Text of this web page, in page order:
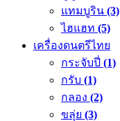
แทมบูริน (3)
ไฮแฮท (5)
เครื่องดนตรีไทย
กระจับปี่ (1)
กรับ (1)
กลอง (2)
ขลุ่ย (3)